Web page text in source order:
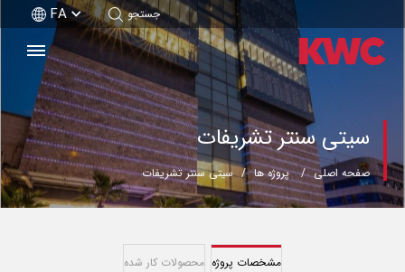
جستجو FA
سیتی سنتر تشریفات
صفحه اصلی پروژه ها سیتی سنتر تشریفات
مشخصات پروژه محصولات کار شده